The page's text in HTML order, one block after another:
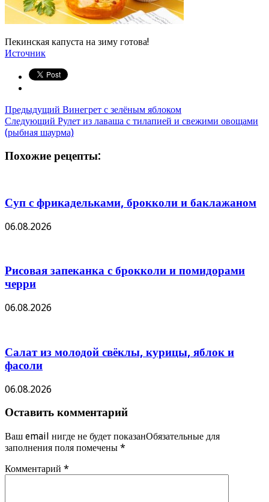
Пекинская капуста на зиму готова!
Источник
Предыдущий Винегрет с зелёным яблоком
Следующий Рулет из лаваша с тилапией и свежими овощами
(рыбная шаурма)
Похожие рецепты:
Суп с фрикадельками, брокколи и баклажаном
06.08.2026
Рисовая запеканка с брокколи и помидорами
черри
06.08.2026
Салат из молодой свёклы, курицы, яблок и
фасоли
06.08.2026
Оставить комментарий
Ваш email нигде не будет показанОбязательные для
заполнения поля помечены *
Комментарий *